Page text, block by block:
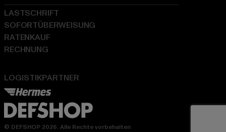
LOGISTIKPARTNER
LASTSCHRIFT
SOFORTÜBERWEISUNG
RATENKAUF
RECHNUNG
© DEFSHOP 2026. Alle Rechte vorbehalten